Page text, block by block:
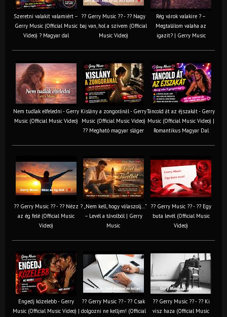
Szeretni valakit valamiért –
Gerry Music (Official Music
Video) ? Magyar dal
?? Gerry Music ?? - ?? Nagy
baj van, hol a szívem (Official
Music Video)
Rég várok valakire ? –
Megtalálom valaha az
igazit? | Gerry Music
Nem tudlak elfeledni - Gerry
Music (Official Music Video)
Kislány a zongoránál - Gerry
Music (Official Music Video)
?? Megható magyar sláger
Táncold át az éjszakát - Gerry
Music (Official Music Video) |
Romantikus Magyar Dal
?? Gerry Music ?? - ?? Nézz
az ég felé (Official Music
Video)
? „Nem kell, hogy válaszolj…”
– Levél a távolból | Gerry
Music
?? Gerry Music ?? - ?? Egy
buta levél (Official Music
Video)
Engedj közelebb - Gerry
Music (Official Music Video) |
?? Gerry Music ?? - ?? Csak
dolgozni ne kelljen! (Official
?? Gerry Music ?? - ?? Ki
visz haza (Official Music